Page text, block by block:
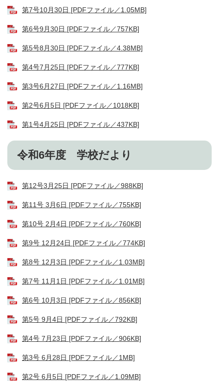
第7号10月30日 [PDFファイル／1.05MB]
第6号9月30日 [PDFファイル／757KB]
第5号8月30日 [PDFファイル／4.38MB]
第4号7月25日 [PDFファイル／777KB]
第3号6月27日 [PDFファイル／1.16MB]
第2号6月5日 [PDFファイル／1018KB]
第1号4月25日 [PDFファイル／437KB]
令和6年度 学校だより​
第12号3月25日 [PDFファイル／988KB]
第11号 3月6日 [PDFファイル／755KB]
第10号 2月4日 [PDFファイル／760KB]
第9号 12月24日 [PDFファイル／774KB]
第8号 12月3日 [PDFファイル／1.03MB]
第7号 11月1日 [PDFファイル／1.01MB]
第6号 10月3日 [PDFファイル／856KB]
第5号 9月4日 [PDFファイル／792KB]
第4号 7月23日 [PDFファイル／906KB]
第3号 6月28日 [PDFファイル／1MB]
第2号 6月5日 [PDFファイル／1.09MB]